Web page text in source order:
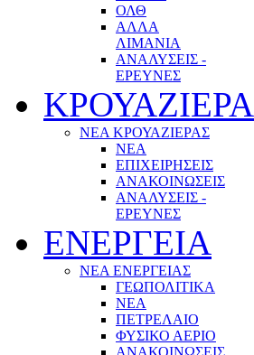
ΟΛΘ
ΑΛΛΑ
ΛΙΜΑΝΙΑ
ΑΝΑΛΥΣΕΙΣ -
ΕΡΕΥΝΕΣ
ΚΡΟΥΑΖΙΕΡΑ
ΝΕΑ ΚΡΟΥΑΖΙΕΡΑΣ
NEA
ΕΠΙΧΕΙΡΗΣΕΙΣ
ΑΝΑΚΟΙΝΩΣΕΙΣ
ΑΝΑΛΥΣΕΙΣ -
ΕΡΕΥΝΕΣ
ΕΝΕΡΓΕΙΑ
ΝΕΑ ΕΝΕΡΓΕΙΑΣ
ΓΕΩΠΟΛΙΤΙΚΑ
ΝΕΑ
ΠΕΤΡΕΛΑΙΟ
ΦΥΣΙΚΟ ΑΕΡΙΟ
ΑΝΑΚΟΙΝΩΣΕΙΣ